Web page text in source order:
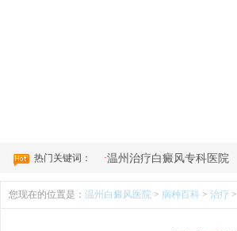
热门关键词： ·温州治疗白癜风专科医院
您现在的位置是： 温州白癜风医院 > 病种百科 > 治疗 >